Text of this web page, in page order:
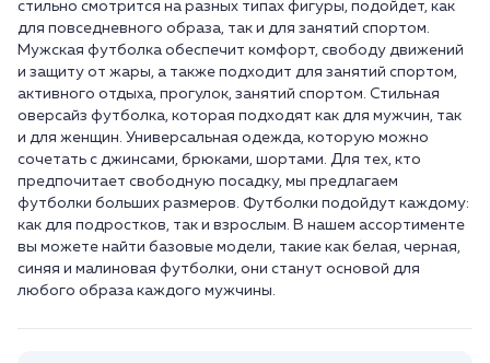
стильно смотрится на разных типах фигуры, подойдет, как
для повседневного образа, так и для занятий спортом.
Мужская футболка обеспечит комфорт, свободу движений
и защиту от жары, а также подходит для занятий спортом,
активного отдыха, прогулок, занятий спортом. Стильная
оверсайз футболка, которая подходят как для мужчин, так
и для женщин. Универсальная одежда, которую можно
сочетать с джинсами, брюками, шортами. Для тех, кто
предпочитает свободную посадку, мы предлагаем
футболки больших размеров. Футболки подойдут каждому:
как для подростков, так и взрослым. В нашем ассортименте
вы можете найти базовые модели, такие как белая, черная,
синяя и малиновая футболки, они станут основой для
любого образа каждого мужчины.